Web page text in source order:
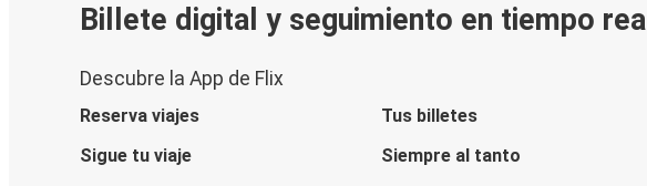
Billete digital y seguimiento en tiempo real
Descubre la App de Flix
Reserva viajes
Tus billetes
Sigue tu viaje
Siempre al tanto